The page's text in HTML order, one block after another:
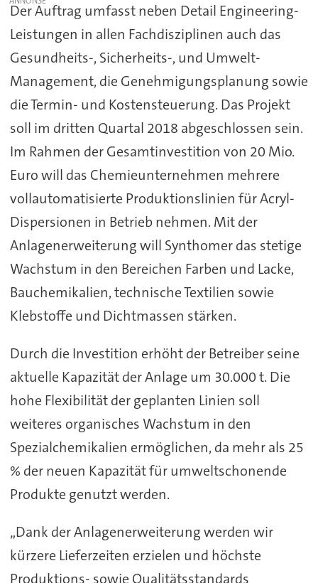
Der Auftrag umfasst neben Detail Engineering-
Leistungen in allen Fachdisziplinen auch das
Gesundheits-, Sicherheits-, und Umwelt-
Management, die Genehmigungsplanung sowie
die Termin- und Kostensteuerung. Das Projekt
soll im dritten Quartal 2018 abgeschlossen sein.
Im Rahmen der Gesamtinvestition von 20 Mio.
Euro will das Chemieunternehmen mehrere
vollautomatisierte Produktionslinien für Acryl-
Dispersionen in Betrieb nehmen. Mit der
Anlagenerweiterung will Synthomer das stetige
Wachstum in den Bereichen Farben und Lacke,
Bauchemikalien, technische Textilien sowie
Klebstoffe und Dichtmassen stärken.
Durch die Investition erhöht der Betreiber seine
aktuelle Kapazität der Anlage um 30.000 t. Die
hohe Flexibilität der geplanten Linien soll
weiteres organisches Wachstum in den
Spezialchemikalien ermöglichen, da mehr als 25
% der neuen Kapazität für umweltschonende
Produkte genutzt werden.
„Dank der Anlagenerweiterung werden wir
kürzere Lieferzeiten erzielen und höchste
Produktions- sowie Qualitätsstandards